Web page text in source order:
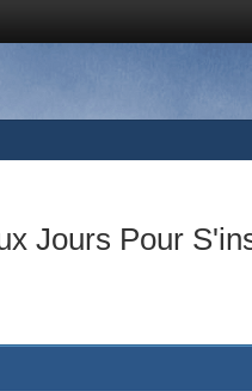
Jours Pour